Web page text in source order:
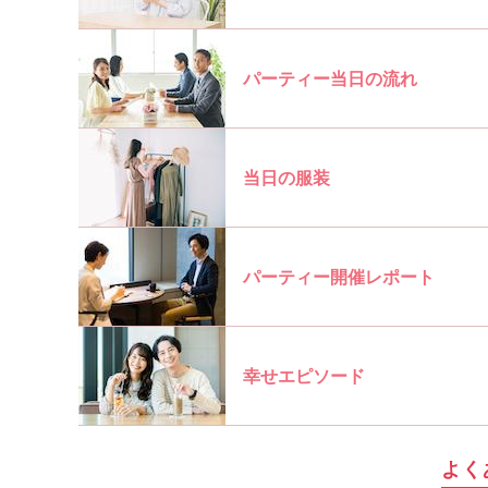
パーティー当日の流れ
当日の服装
パーティー開催レポート
幸せエピソード
よ